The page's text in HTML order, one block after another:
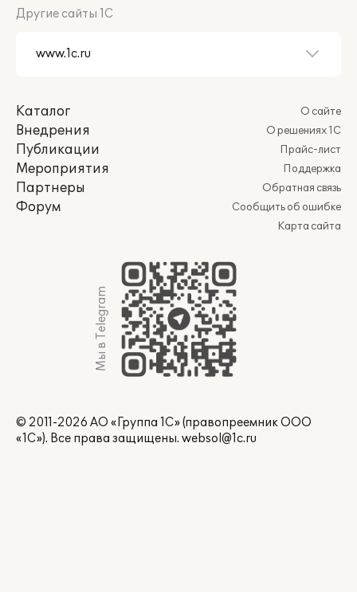
Другие сайты 1С
Каталог
Внедрения
Публикации
Мероприятия
Партнеры
Форум
О сайте
О решениях 1С
Прайс-лист
Поддержка
Обратная связь
Сообщить об ошибке
Карта сайта
Мы в Telegram
© 2011-2026 АО «Группа 1С» (правопреемник ООО
«1С»). Все права защищены. websol@1c.ru